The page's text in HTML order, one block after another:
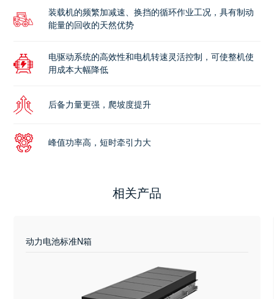
装载机的频繁加减速、换挡的循环作业工况，具有制动
能量的回收的天然优势
电驱动系统的高效性和电机转速灵活控制，可使整机使
用成本大幅降低
后备力量更强，爬坡度提升
峰值功率高，短时牵引力大
相关产品
动力电池标准N箱